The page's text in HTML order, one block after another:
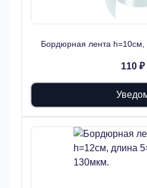
Бордюрная лента
110 ₽